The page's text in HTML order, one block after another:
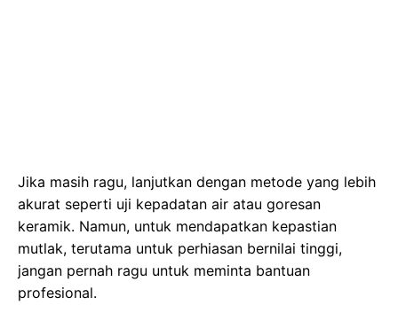
Jika masih ragu, lanjutkan dengan metode yang lebih
akurat seperti uji kepadatan air atau goresan
keramik. Namun, untuk mendapatkan kepastian
mutlak, terutama untuk perhiasan bernilai tinggi,
jangan pernah ragu untuk meminta bantuan
profesional.